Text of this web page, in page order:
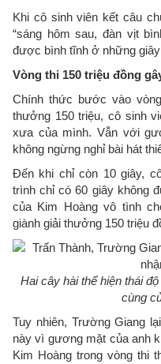
Khi cô sinh viên kết câu
“sáng hôm sau, đàn vịt
được bình tĩnh ở những
Vòng thi 150 triệu đồng
Chính thức bước vào
thưởng 150 triệu, cô sinh
xưa của mình. Vẫn với
không ngừng nghỉ bài hát
Đến khi chỉ còn 10 giây,
trình chỉ có 60 giây không
của Kim Hoàng vô tình
giành giải thưởng 150 triệu
Hai cây hài thể hiện thái
cùng
Tuy nhiên, Trường Giang
này vì gương mặt của anh
Kim Hoàng trong vòng thi